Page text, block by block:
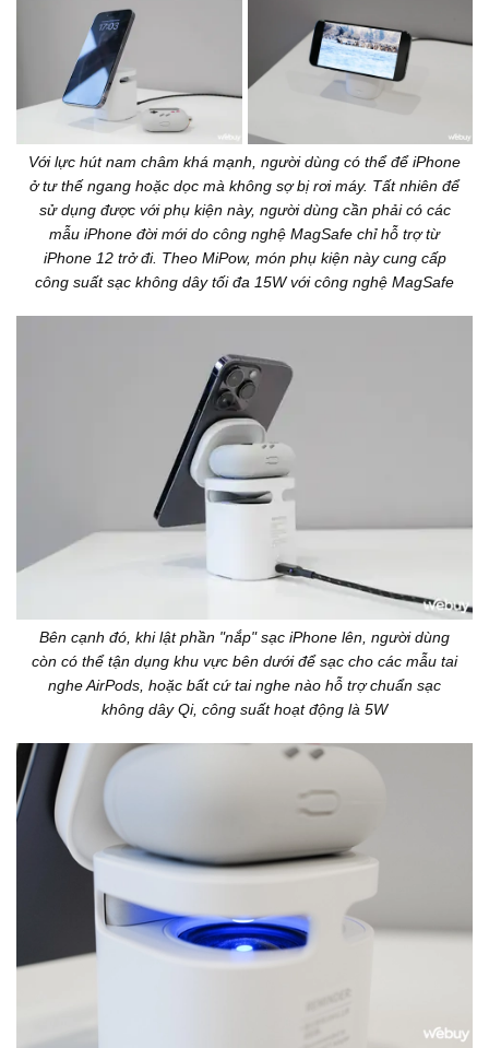
Với lực hút nam châm khá mạnh, người dùng có thể để iPhone
ở tư thế ngang hoặc dọc mà không sợ bị rơi máy. Tất nhiên để
sử dụng được với phụ kiện này, người dùng cần phải có các
mẫu iPhone đời mới do công nghệ MagSafe chỉ hỗ trợ từ
iPhone 12 trở đi. Theo MiPow, món phụ kiện này cung cấp
công suất sạc không dây tối đa 15W với công nghệ MagSafe
Bên cạnh đó, khi lật phần "nắp" sạc iPhone lên, người dùng
còn có thể tận dụng khu vực bên dưới để sạc cho các mẫu tai
nghe AirPods, hoặc bất cứ tai nghe nào hỗ trợ chuẩn sạc
không dây Qi, công suất hoạt động là 5W